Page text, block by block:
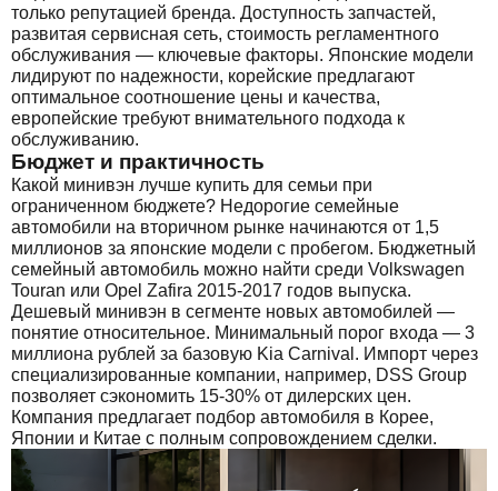
только репутацией бренда. Доступность запчастей,
развитая сервисная сеть, стоимость регламентного
обслуживания — ключевые факторы. Японские модели
лидируют по надежности, корейские предлагают
оптимальное соотношение цены и качества,
европейские требуют внимательного подхода к
обслуживанию.
Бюджет и практичность
Какой минивэн лучше купить для семьи при
ограниченном бюджете? Недорогие семейные
автомобили на вторичном рынке начинаются от 1,5
миллионов за японские модели с пробегом. Бюджетный
семейный автомобиль можно найти среди Volkswagen
Touran или Opel Zafira 2015-2017 годов выпуска.
Дешевый минивэн в сегменте новых автомобилей —
понятие относительное. Минимальный порог входа — 3
миллиона рублей за базовую Kia Carnival. Импорт через
специализированные компании, например, DSS Group
позволяет сэкономить 15-30% от дилерских цен.
Компания предлагает подбор автомобиля в Корее,
Японии и Китае с полным сопровождением сделки.